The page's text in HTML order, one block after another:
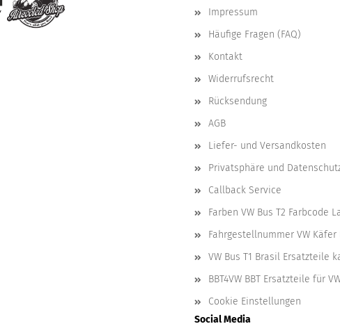
Impressum
Häufige Fragen (FAQ)
Kontakt
Widerrufsrecht
Rücksendung
AGB
Liefer- und Versandkosten
Privatsphäre und
Callback Service
Farben VW Bus T2 Farbcode
Fahrgestellnummer VW Käfer
VW Bus T1 Brasil Ersatzteile
BBT4VW BBT Ersatzteile für
Cookie Einstellungen
Social Media